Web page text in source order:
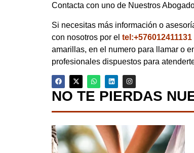
Contacta con uno de Nuestros
Si necesitas más información o
con nosotros por el tel:+576012411131
amarillas, en el numero para llamar o
profesionales dispuestos para
NO TE PIERDAS